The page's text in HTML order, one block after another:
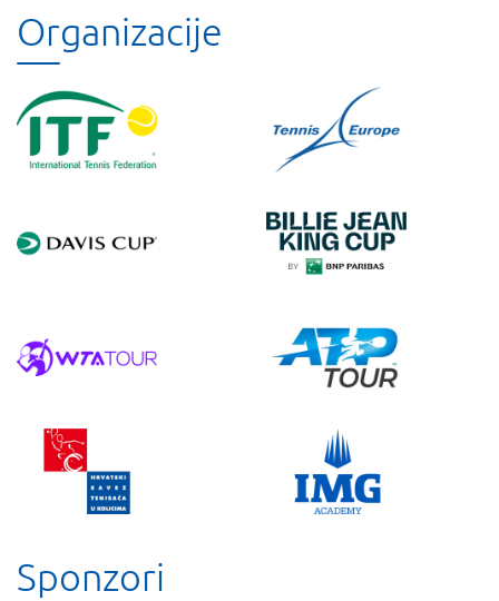
Organizacije
Sponzori